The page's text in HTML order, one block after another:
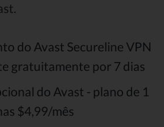
do Avast Secureline VPN
gratuitamente por 7 dias
do Avast - plano de 1
$4,99/mês